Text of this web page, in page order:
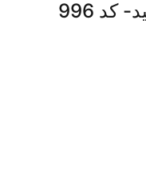
996